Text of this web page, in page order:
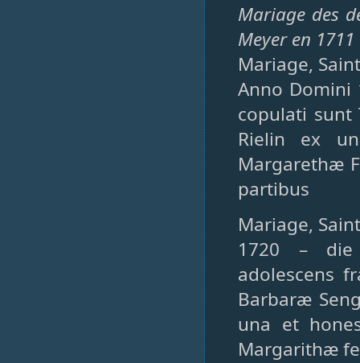
Mariage des
Meyer en
Mariage,
Anno Domini
copulati sunt
Rielin ex
Margarethæ
partibus
Mariage,
1720 – die
adolescens
Barbaræ
una et
Margarithæ